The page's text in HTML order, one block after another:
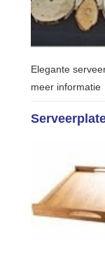
Elegante
meer informatie